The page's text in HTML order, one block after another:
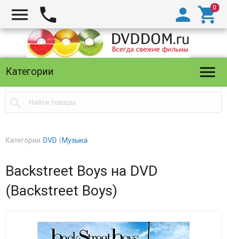
  

Категории 

Категории: DVD Музыка
Backstreet Boys на DVD
(Backstreet Boys)